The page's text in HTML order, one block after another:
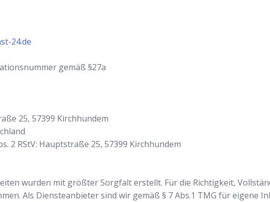
24.de
gemäß §27a
25, 57399 Kirchhundem
2 RStV: Hauptstraße 25, 57399 Kirchhundem
wurden mit größter Sorgfalt erstellt. Für die Richtigkeit,
Als Diensteanbieter sind wir gemäß § 7 Abs.1 TMG für eigene